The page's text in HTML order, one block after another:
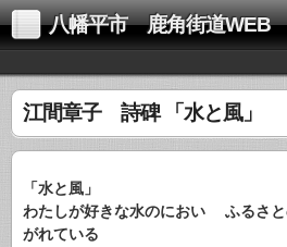
八幡平市 鹿角街道WEB
江間章子 詩碑 「水と風」
「水と風」
わたしが好きな水のにおい ふるさ
がれている